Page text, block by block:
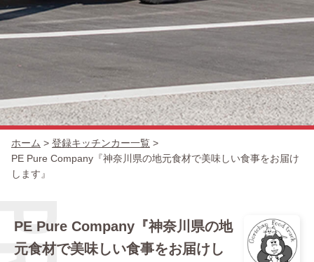
出店場所
ホーム > 登録キッチンカー一覧 >
PE Pure Company『神奈川県の地元食材で美味しい食事をお届け
します』
PE Pure Company『神奈川県の地
元食材で美味しい食事をお届けし